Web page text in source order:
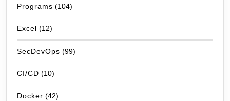
Programs (104)
Excel (12)
SecDevOps (99)
CI/CD (10)
Docker (42)